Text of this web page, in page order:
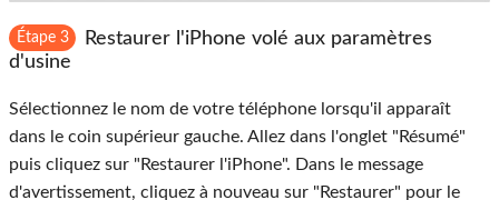
Étape 3
Restaurer l'iPhone volé aux paramètres
d'usine
Sélectionnez le nom de votre téléphone lorsqu'il apparaît
dans le coin supérieur gauche. Allez dans l'onglet "Résumé"
puis cliquez sur "Restaurer l'iPhone". Dans le message
d'avertissement, cliquez à nouveau sur "Restaurer" pour le